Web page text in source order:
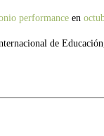
performance en
de